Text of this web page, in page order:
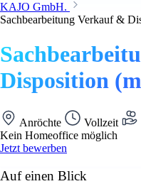
KAJO GmbH.
Sachbearbeitung Verkauf &
Disposition
Anröchte Vollzeit
Kein Homeoffice möglich
Jetzt bewerben
Auf einen Blick